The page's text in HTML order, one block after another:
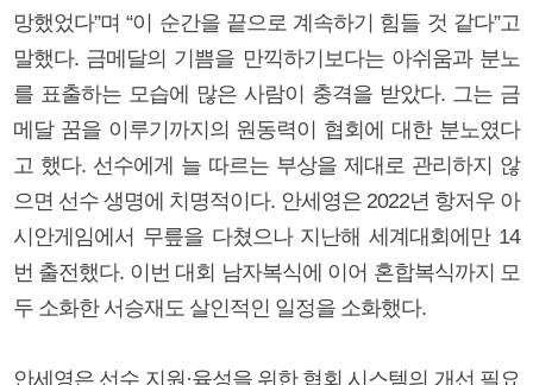
망했었다”며 “이 순간을 끝으로 계속하기 힘들 것 같다”고
말했다. 금메달의 기쁨을 만끽하기보다는 아쉬움과 분노
를 표출하는 모습에 많은 사람이 충격을 받았다. 그는 금
메달 꿈을 이루기까지의 원동력이 협회에 대한 분노였다
고 했다. 선수에게 늘 따르는 부상을 제대로 관리하지 않
으면 선수 생명에 치명적이다. 안세영은 2022년 항저우 아
시안게임에서 무릎을 다쳤으나 지난해 세계대회에만 14
번 출전했다. 이번 대회 남자복식에 이어 혼합복식까지 모
두 소화한 서승재도 살인적인 일정을 소화했다.
안세영은 선수 지원·육성을 위한 협회 시스템의 개선 필요